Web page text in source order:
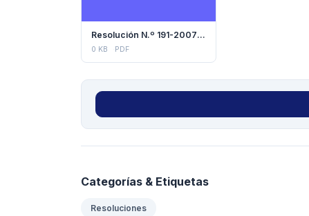
Resolución N.º 191-2007 (COMIECO)
0 KB PDF
Categorías & Etiquetas
Resoluciones